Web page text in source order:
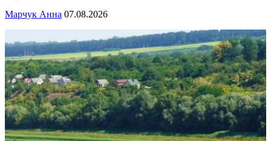
Марчук Анна 07.08.2026